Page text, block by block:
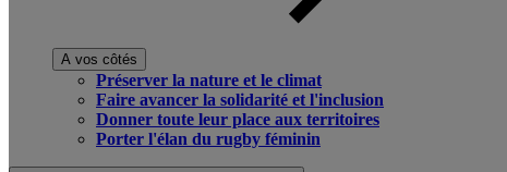
A vos côtés
Préserver la nature et le climat
Faire avancer la solidarité et l'inclusion
Donner toute leur place aux territoires
Porter l'élan du rugby féminin